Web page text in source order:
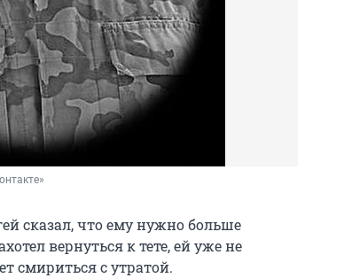
сказал, что ему нужно больше
вернуться к тете, ей уже не
смириться с утратой.